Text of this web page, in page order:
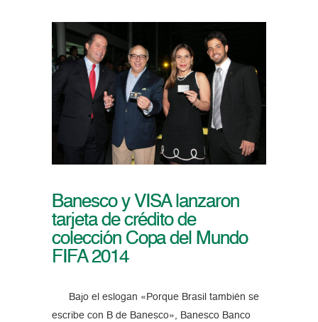
Banesco y VISA lanzaron
tarjeta de crédito de
colección Copa del Mundo
FIFA 2014
Bajo el eslogan «Porque Brasil también se
escribe con B de Banesco», Banesco Banco